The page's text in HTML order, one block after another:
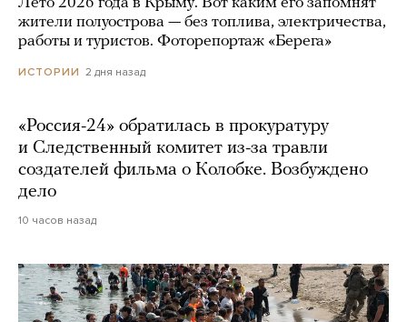
Лето 2026 года в Крыму. Вот каким его запомнят
жители полуострова — без топлива, электричества,
работы и туристов. Фоторепортаж «Берега»
ИСТОРИИ 2 дня назад
«Россия-24» обратилась в прокуратуру
и Следственный комитет из-за травли
создателей фильма о Колобке. Возбуждено
дело
10 часов назад